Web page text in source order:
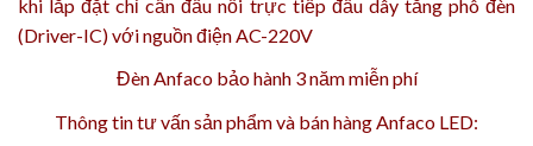
khi lắp đặt chỉ cần đấu nối trực tiếp đầu dây tăng phô đèn
(Driver-IC) với nguồn điện AC-220V
Đèn Anfaco bảo hành 3 nămmiễn phí
Thông tin tư vấn sản phẩm và bán hàng Anfaco LED: